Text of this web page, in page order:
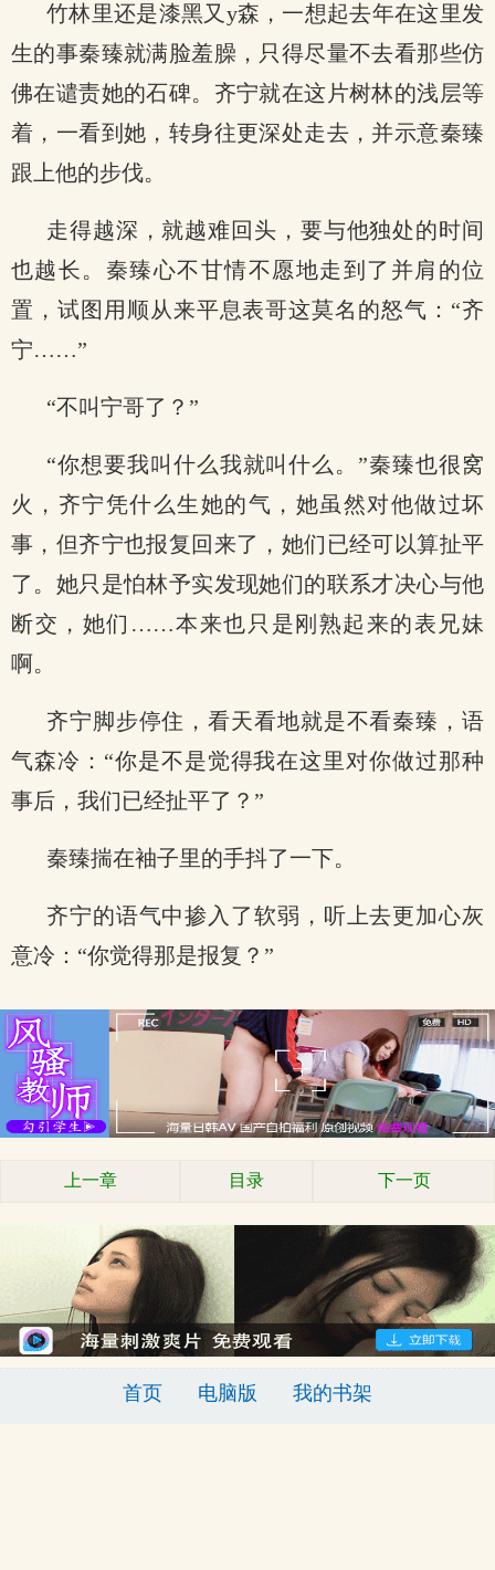
竹林里还是漆黑又y森，一想起去年在这里发
生的事秦臻就满脸羞臊，只得尽量不去看那些仿
佛在谴责她的石碑。齐宁就在这片树林的浅层等
着，一看到她，转身往更深处走去，并示意秦臻
跟上他的步伐。
走得越深，就越难回头，要与他独处的时间
也越长。秦臻心不甘情不愿地走到了并肩的位
置，试图用顺从来平息表哥这莫名的怒气：“齐
宁……”
“不叫宁哥了？”
“你想要我叫什么我就叫什么。”秦臻也很窝
火，齐宁凭什么生她的气，她虽然对他做过坏
事，但齐宁也报复回来了，她们已经可以算扯平
了。她只是怕林予实发现她们的联系才决心与他
断交，她们……本来也只是刚熟起来的表兄妹
啊。
齐宁脚步停住，看天看地就是不看秦臻，语
气森冷：“你是不是觉得我在这里对你做过那种
事后，我们已经扯平了？”
秦臻揣在袖子里的手抖了一下。
齐宁的语气中掺入了软弱，听上去更加心灰
意冷：“你觉得那是报复？”
上一章 目录 下一页
首页 电脑版 我的书架